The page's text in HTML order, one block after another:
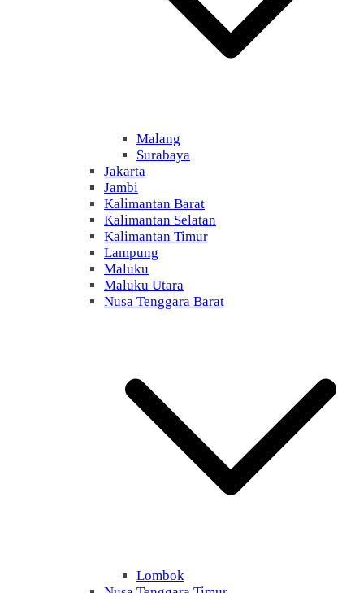
Malang
Surabaya
Jakarta
Jambi
Kalimantan Barat
Kalimantan Selatan
Kalimantan Timur
Lampung
Maluku
Maluku Utara
Nusa Tenggara Barat
Lombok